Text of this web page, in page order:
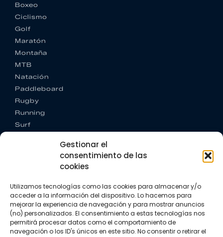
Gestionar el
consentimiento de las
cookies
Utilizamos tecnologías como las cookies para almacenar y/o
acceder a la información del dispositivo. Lo hacemos para
mejorar la experiencia de navegación y para mostrar anuncios
(no) personalizados. El consentimiento a estas tecnologías nos
permitirá procesar datos como el comportamiento de
navegación o los ID's únicos en este sitio. No consentir o retirar el
Boxeo
Ciclismo
Golf
Maratón
Montaña
MTB
Natación
Paddleboard
Rugby
Running
Surf
CONTACTO
+34 662 342 177
info@vkssport.com
SÍGUENOS